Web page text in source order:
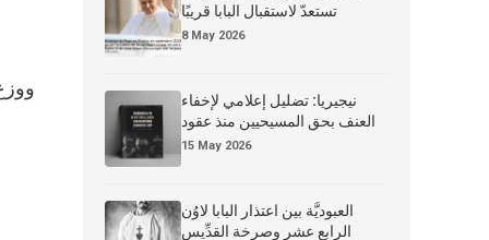
تستعدّ لاستقبال البابا قريبًا
8 May 2026
نيجيريا: تضليل إعلامي لإخفاء
العنف بحق المسيحيين منذ عقود
15 May 2026
العبوديَّة بين اعتذار البابا لاوُن
الرابع عشر وصرخة القدِّيس